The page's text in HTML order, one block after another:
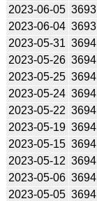
2023-06-05 3693
2023-06-04 3693
2023-05-31 3694
2023-05-26 3694
2023-05-25 3694
2023-05-24 3694
2023-05-22 3694
2023-05-19 3694
2023-05-15 3694
2023-05-12 3694
2023-05-06 3694
2023-05-05 3694